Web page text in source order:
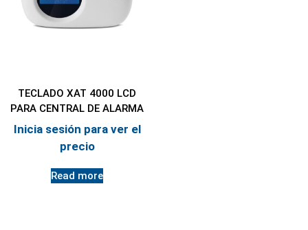
TECLADO XAT 4000 LCD
PARA CENTRAL DE ALARMA
Inicia sesión para ver el
precio
Read more